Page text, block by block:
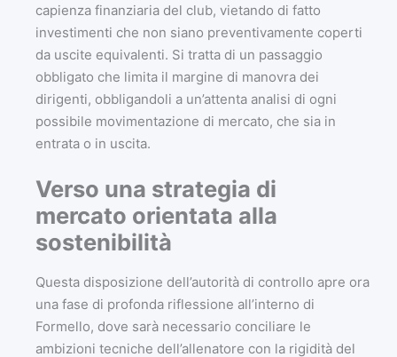
capienza finanziaria del club, vietando di fatto
investimenti che non siano preventivamente coperti
da uscite equivalenti. Si tratta di un passaggio
obbligato che limita il margine di manovra dei
dirigenti, obbligandoli a un’attenta analisi di ogni
possibile movimentazione di mercato, che sia in
entrata o in uscita.
Verso una strategia di
mercato orientata alla
sostenibilità
Questa disposizione dell’autorità di controllo apre ora
una fase di profonda riflessione all’interno di
Formello, dove sarà necessario conciliare le
ambizioni tecniche dell’allenatore con la rigidità del